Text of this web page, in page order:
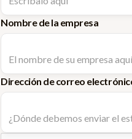
Nombre de la empresa
Dirección de correo